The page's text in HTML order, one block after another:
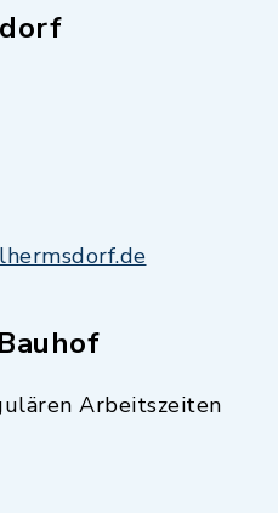
Arbeitszeiten